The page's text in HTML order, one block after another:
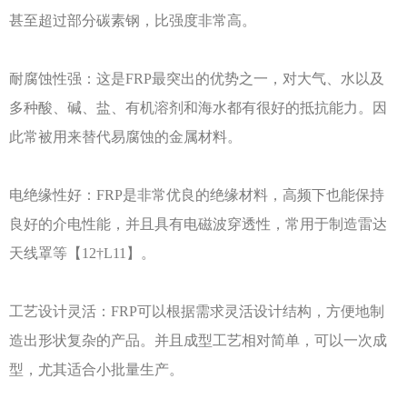
甚至超过部分碳素钢，比强度非常高。
耐腐蚀性强：这是FRP最突出的优势之一，对大气、水以及
多种酸、碱、盐、有机溶剂和海水都有很好的抵抗能力。因
此常被用来替代易腐蚀的金属材料。
电绝缘性好： FRP是非常优良的绝缘材料，高频下也能保持
良好的介电性能，并且具有电磁波穿透性，常用于制造雷达
天线罩等【12†L11】。
工艺设计灵活： FRP可以根据需求灵活设计结构，方便地制
造出形状复杂的产品。并且成型工艺相对简单，可以一次成
型，尤其适合小批量生产。